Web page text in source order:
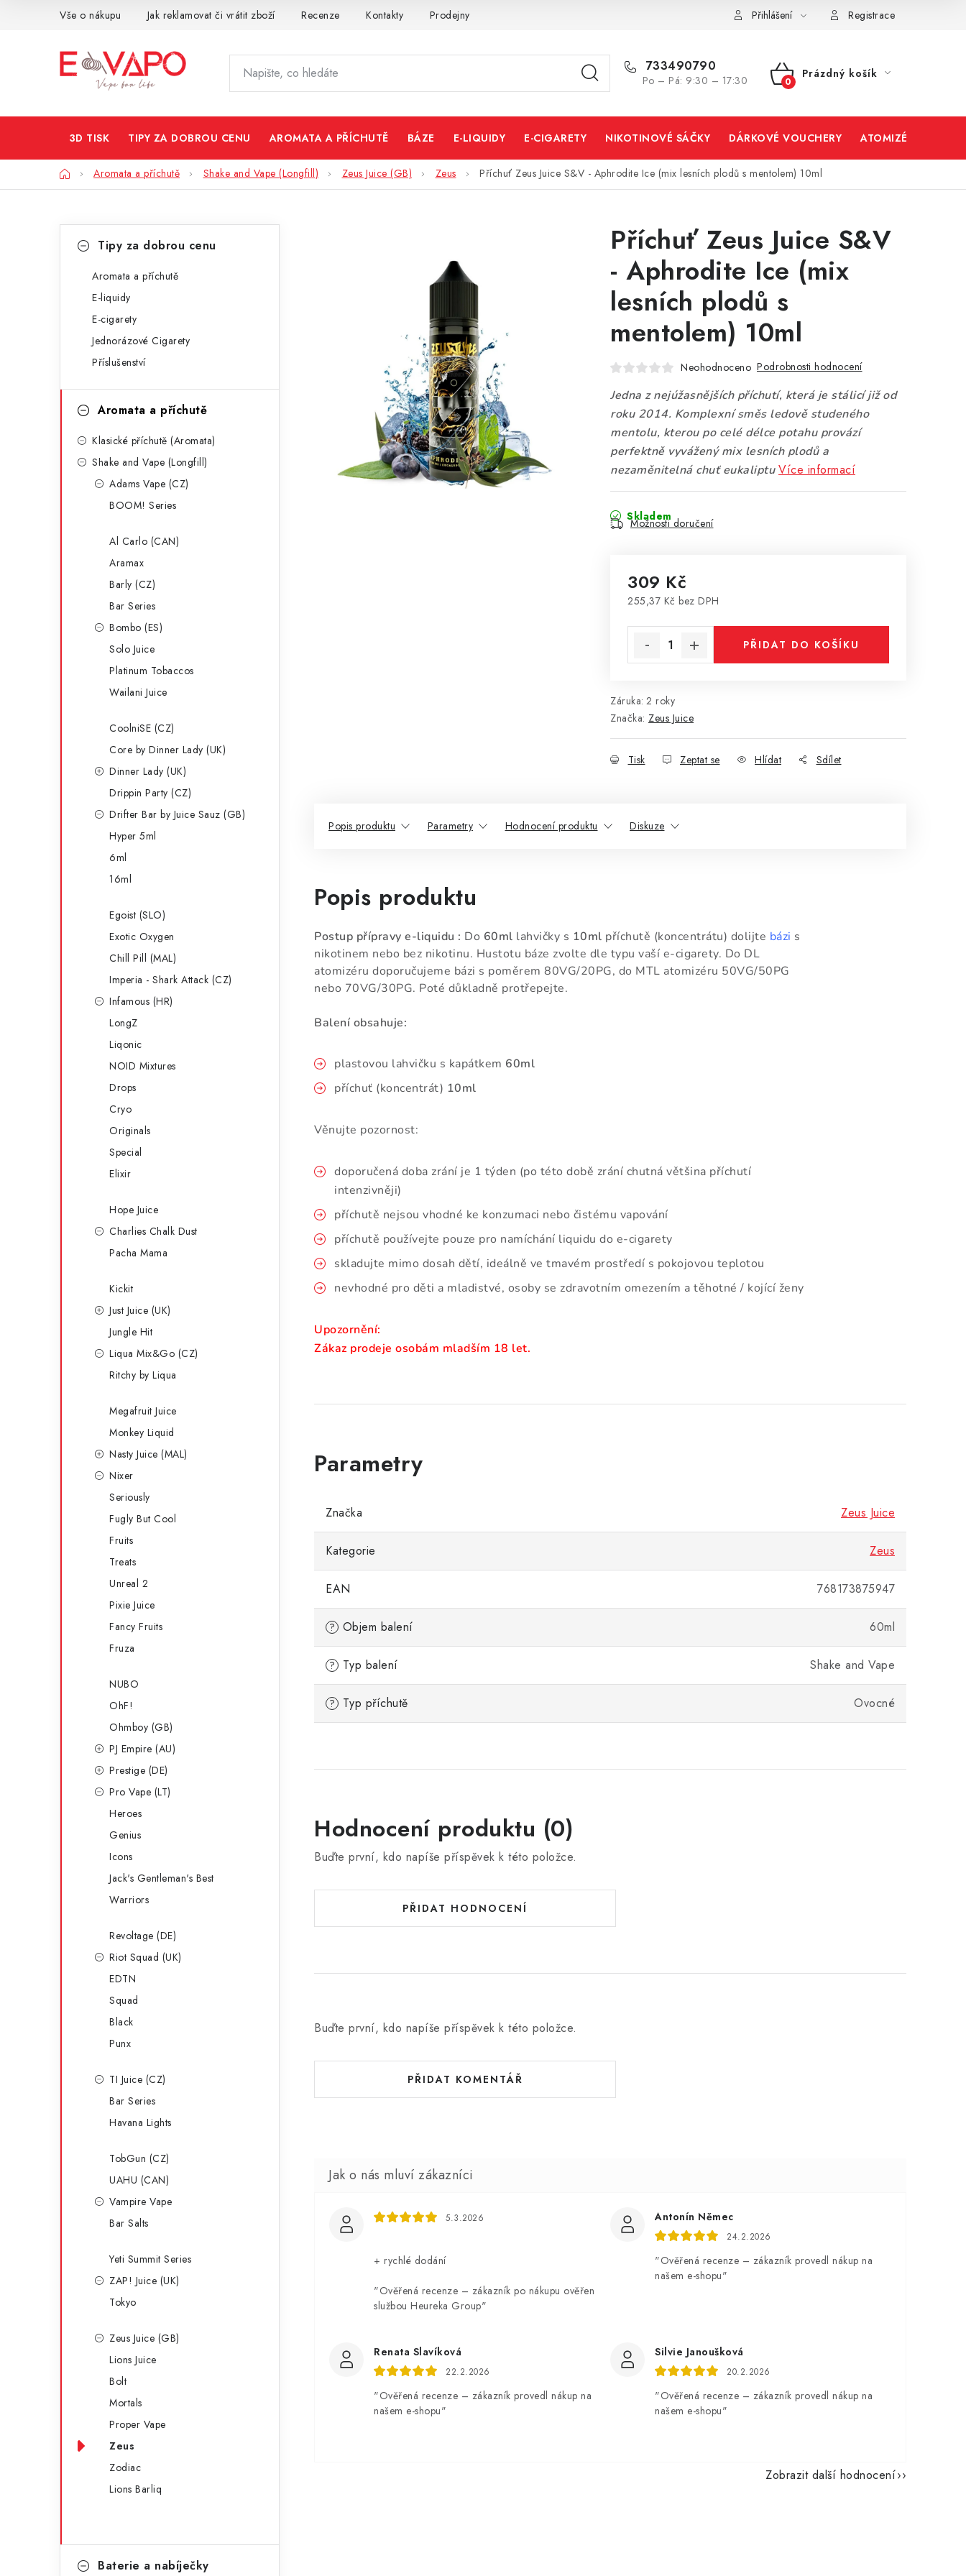
Vše o nákupu Jak reklamovat či vrátit zboží Recenze Kontakty Prodejny Přihlášení Registrace
733490790
Po – Pá: 9:30 – 17:30
NÁKUPNÍ
Prázdný košík
3D TISK TIPY ZA DOBROU CENU AROMATA A PŘÍCHUTĚ BÁZE E-LIQUIDY E-CIGARETY NIKOTINOVÉ SÁČKY DÁRKOVÉ VOUCHERY ATOMIZÉRY A
DomůAromata a příchutě Shake and Vape (Longfill) Zeus Juice (GB) Zeus Příchuť Zeus Juice S&V - Aphrodite Ice (mix lesních plodů s mentolem) 10ml
n
kategorieTipy za dobrou cenu
Aromata a příchutě
E-liquidy
E-cigarety
Jednorázové Cigarety
Příslušenství
Aromata a příchutě
Klasické příchutě (Aromata)
Shake and Vape (Longfill)
Adams Vape (CZ)
BOOM! Series
Al Carlo (CAN)
Aramax
Barly (CZ)
Bar Series
Bombo (ES)
Solo Juice
Platinum Tobaccos
Wailani Juice
CoolniSE (CZ)
Core by Dinner Lady (UK)
Dinner Lady (UK)
Drippin Party (CZ)
Drifter Bar by Juice Sauz (GB)
Hyper 5ml
6ml
16ml
Egoist (SLO)
Exotic Oxygen
Chill Pill (MAL)
Imperia - Shark Attack (CZ)
Infamous (HR)
LongZ
Liqonic
NOID Mixtures
Drops
Cryo
Originals
Special
Elixir
Hope Juice
Charlies Chalk Dust
Pacha Mama
Kickit
Just Juice (UK)
Jungle Hit
Liqua Mix&Go (CZ)
Ritchy by Liqua
Megafruit Juice
Monkey Liquid
Nasty Juice (MAL)
Nixer
Seriously
Fugly But Cool
Fruits
Treats
Unreal 2
Pixie Juice
Fancy Fruits
Fruza
NUBO
OhF!
Ohmboy (GB)
PJ Empire (AU)
Prestige (DE)
Pro Vape (LT)
Heroes
Genius
Icons
Jack's Gentleman's Best
Warriors
Revoltage (DE)
Riot Squad (UK)
EDTN
Squad
Black
Punx
TI Juice (CZ)
Bar Series
Havana Lights
TobGun (CZ)
UAHU (CAN)
Vampire Vape
Bar Salts
Yeti Summit Series
ZAP! Juice (UK)
Tokyo
Zeus Juice (GB)
Lions Juice
Bolt
Mortals
Proper Vape
Zeus
Zodiac
Lions Barliq
Baterie a nabíječky
Příchuť Zeus Juice S&V
- Aphrodite Ice (mix
lesních plodů s
mentolem) 10ml
Neohodnoceno Podrobnosti hodnocení
Jedna z nejúžasnějších příchutí, která je stálicí již od
roku 2014. Komplexní směs ledově studeného
mentolu, kterou po celé délce potahu provází
perfektně vyvážený mix lesních plodů a
nezaměnitelná chuť eukaliptu Více informací
Skladem
Možnosti doručení
309 Kč
255,37 Kč bez DPH
PŘIDAT DO KOŠÍKU
Záruka: 2 roky
Značka: Zeus Juice
Tisk Zeptat se Hlídat Sdílet
Popis produktu Parametry Hodnocení produktu Diskuze
Popis produktu
Postup přípravy e-liquidu : Do 60ml lahvičky s 10ml příchutě (koncentrátu) dolijte bázi s
nikotinem nebo bez nikotinu. Hustotu báze zvolte dle typu vaší e-cigarety. Do DL
atomizéru doporučujeme bázi s poměrem 80VG/20PG, do MTL atomizéru 50VG/50PG
nebo 70VG/30PG. Poté důkladně protřepejte.
Balení obsahuje:
plastovou lahvičku s kapátkem 60ml
příchuť (koncentrát) 10ml
Věnujte pozornost:
doporučená doba zrání je 1 týden (po této době zrání chutná většina příchutí
intenzivněji)
příchutě nejsou vhodné ke konzumaci nebo čistému vapování
příchutě používejte pouze pro namíchání liquidu do e-cigarety
skladujte mimo dosah dětí, ideálně ve tmavém prostředí s pokojovou teplotou
nevhodné pro děti a mladistvé, osoby se zdravotním omezením a těhotné / kojící ženy
Upozornění:
Zákaz prodeje osobám mladším 18 let.
Značka Zeus Juice
Kategorie Zeus
EAN 768173875947
? Objem balení 60ml
? Typ balení Shake and Vape
? Typ příchutě Ovocné
Hodnocení produktu (0)
Buďte první, kdo napíše příspěvek k této položce.
PŘIDAT HODNOCENÍ
Buďte první, kdo napíše příspěvek k této položce.
PŘIDAT KOMENTÁŘ
5.3.2026
+ rychlé dodání
"Ověřená recenze – zákazník po nákupu ověřen
službou Heureka Group"
Antonín Němec
24.2.2026
"Ověřená recenze – zákazník provedl nákup na
našem e-shopu"
Renata Slavíková
22.2.2026
"Ověřená recenze – zákazník provedl nákup na
našem e-shopu"
Silvie Janoušková
20.2.2026
"Ověřená recenze – zákazník provedl nákup na
našem e-shopu"
Zobrazit další hodnocení